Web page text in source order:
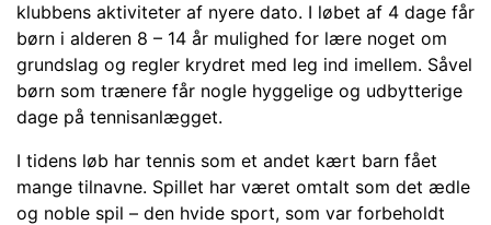
klubbens aktiviteter af nyere dato. I løbet af 4 dage får
børn i alderen 8 – 14 år mulighed for lære noget om
grundslag og regler krydret med leg ind imellem. Såvel
børn som trænere får nogle hyggelige og udbytterige
dage på tennisanlægget.
I tidens løb har tennis som et andet kært barn fået
mange tilnavne. Spillet har været omtalt som det ædle
og noble spil – den hvide sport, som var forbeholdt